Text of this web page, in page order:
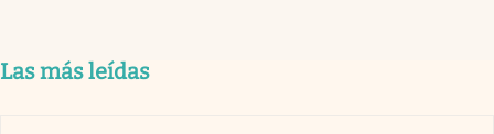
Las más leídas